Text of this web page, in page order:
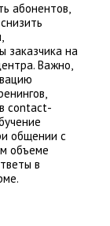
абонентов,
заказчика на
Важно,
contact-
общении с
объеме
в